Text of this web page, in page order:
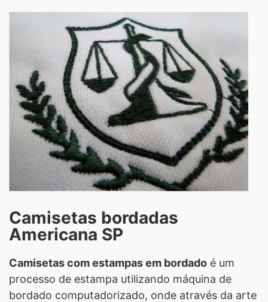
Camisetas bordadas
Americana SP
Camisetas com estampas em bordado é um
processo de estampa utilizando máquina de
bordado computadorizado, onde através da arte